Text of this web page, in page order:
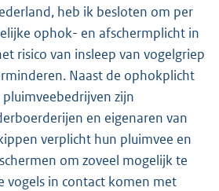
heb ik besloten om per
ophok- en afschermplicht in
risico van insleep van vogelgriep
Naast de ophokplicht
zijn
en eigenaren van
verplicht hun pluimvee en
om zoveel mogelijk te
vogels in contact komen met